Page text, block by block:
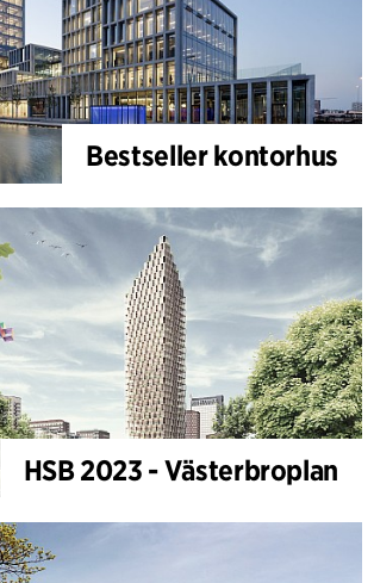
Bestseller kontorhus
HSB 2023 - Västerbroplan